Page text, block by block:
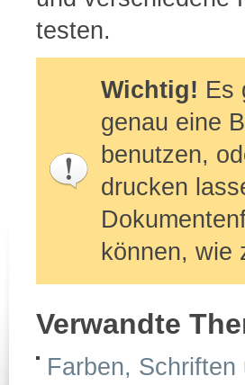
testen.
Wichtig! Es
genau eine
benutzen,
drucken
können, wie
Verwandte
Farben,